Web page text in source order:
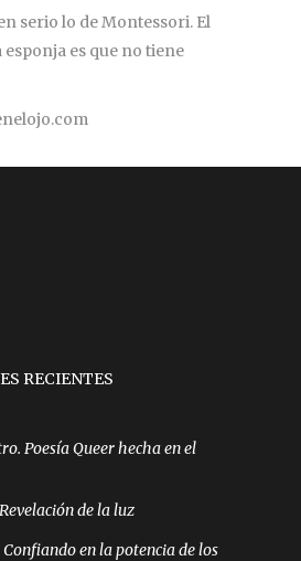
serio lo de Montessori. El
es que no tiene
RECIENTES
Poesía Queer hecha en el
de la luz
en la potencia de los